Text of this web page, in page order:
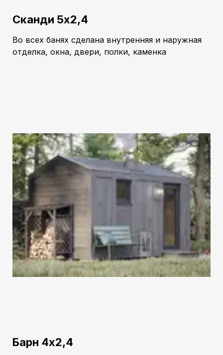
Сканди 5х2,4
Во всех банях сделана внутренняя и наружная
отделка, окна, двери, полки, каменка
Барн 4х2,4